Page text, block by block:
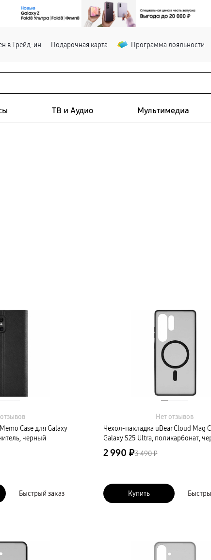
в Трейд-ин Подарочная карта
Программа лояльности
ТВ и Аудио Мультимедиа
Case для Galaxy
черный
Быстрый заказ
Нет отзывов
Чехол-накладка uBear Cloud Mag
Galaxy S25 Ultra, поликарбонат,
2 990 ₽3 490 ₽
Купить